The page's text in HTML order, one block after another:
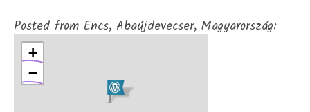
Posted from Encs, Abaújdevecser, Magyarország:
+
−